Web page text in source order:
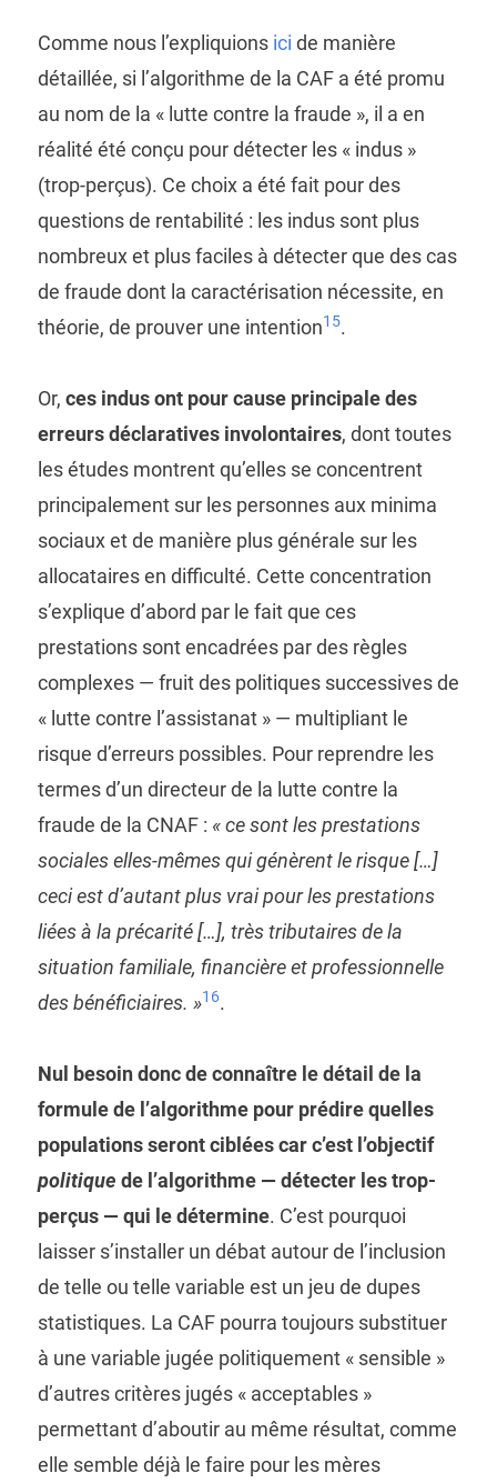
Comme nous l’expliquions ici de manière
détaillée, si l’algorithme de la CAF a été promu
au nom de la « lutte contre la fraude », il a en
réalité été conçu pour détecter les « indus »
(trop-perçus). Ce choix a été fait pour des
questions de rentabilité : les indus sont plus
nombreux et plus faciles à détecter que des cas
de fraude dont la caractérisation nécessite, en
théorie, de prouver une intention15.
Or, ces indus ont pour cause principale des
erreurs déclaratives involontaires, dont toutes
les études montrent qu’elles se concentrent
principalement sur les personnes aux minima
sociaux et de manière plus générale sur les
allocataires en difficulté. Cette concentration
s’explique d’abord par le fait que ces
prestations sont encadrées par des règles
complexes — fruit des politiques successives de
« lutte contre l’assistanat » — multipliant le
risque d’erreurs possibles. Pour reprendre les
termes d’un directeur de la lutte contre la
fraude de la CNAF : « ce sont les prestations
sociales elles-mêmes qui génèrent le risque […]
ceci est d’autant plus vrai pour les prestations
liées à la précarité […], très tributaires de la
situation familiale, financière et professionnelle
des bénéficiaires. »16.
Nul besoin donc de connaître le détail de la
formule de l’algorithme pour prédire quelles
populations seront ciblées car c’est l’objectif
politique de l’algorithme — détecter les trop-
perçus — qui le détermine. C’est pourquoi
laisser s’installer un débat autour de l’inclusion
de telle ou telle variable est un jeu de dupes
statistiques. La CAF pourra toujours substituer
à une variable jugée politiquement « sensible »
d’autres critères jugés « acceptables »
permettant d’aboutir au même résultat, comme
elle semble déjà le faire pour les mères